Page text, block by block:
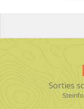
Sorties